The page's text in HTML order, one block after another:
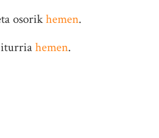
osorikhemen.
hemen.